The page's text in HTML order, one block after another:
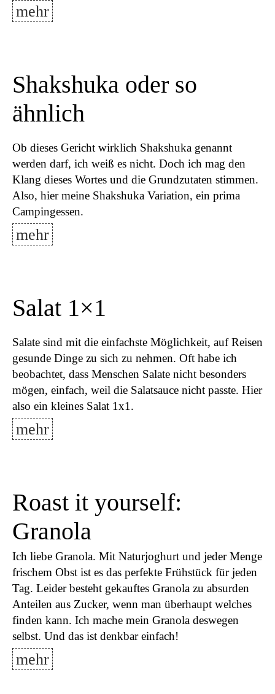
mehr
Shakshuka oder so
ähnlich
Ob dieses Gericht wirklich Shakshuka genannt
werden darf, ich weiß es nicht. Doch ich mag den
Klang dieses Wortes und die Grundzutaten stimmen.
Also, hier meine Shakshuka Variation, ein prima
Campingessen.
mehr
Salat 1×1
Salate sind mit die einfachste Möglichkeit, auf Reisen
gesunde Dinge zu sich zu nehmen. Oft habe ich
beobachtet, dass Menschen Salate nicht besonders
mögen, einfach, weil die Salatsauce nicht passte. Hier
also ein kleines Salat 1x1.
mehr
Roast it yourself:
Granola
Ich liebe Granola. Mit Naturjoghurt und jeder Menge
frischem Obst ist es das perfekte Frühstück für jeden
Tag. Leider besteht gekauftes Granola zu absurden
Anteilen aus Zucker, wenn man überhaupt welches
finden kann. Ich mache mein Granola deswegen
selbst. Und das ist denkbar einfach!
mehr